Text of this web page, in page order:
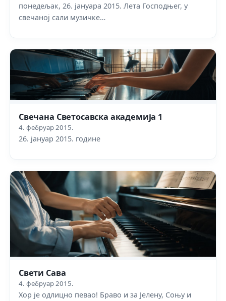
понедељак, 26. јануара 2015. Лета Господњег, у
свечаној сали музичке…
Свечана Светосавска академија 1
4. фебруар 2015.
26. јануар 2015. године
Свети Сава
4. фебруар 2015.
Хор је одлицно певао! Браво и за Јелену, Соњу и